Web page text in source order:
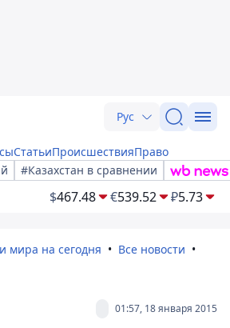
Рус
СтатьиПроисшествияПраво
#Казахстан в сравнении
$467.48 €539.52 ₽5.73
мира на сегодня
Все новости
01:57, 18 января 2015